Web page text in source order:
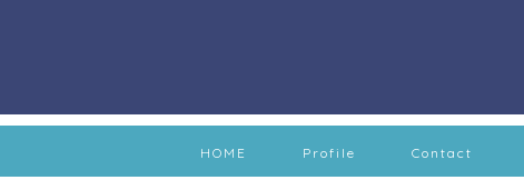
HOME Profile Contact